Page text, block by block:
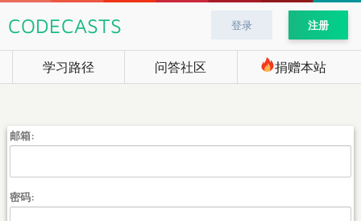
CODECASTS 登录 注册
学习路径 问答社区 捐赠本站
邮箱:
密码: